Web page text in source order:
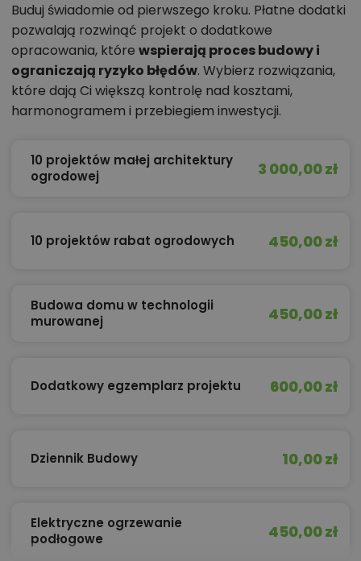
Buduj świadomie od pierwszego kroku. Płatne dodatki
pozwalają rozwinąć projekt o dodatkowe
opracowania, które wspierają proces budowy i
ograniczają ryzyko błędów. Wybierz rozwiązania,
które dają Ci większą kontrolę nad kosztami,
harmonogramem i przebiegiem inwestycji.
10 projektów małej architektury
ogrodowej
3 000,00 zł
10 projektów rabat ogrodowych 450,00 zł
Budowa domu w technologii
murowanej
450,00 zł
Dodatkowy egzemplarz projektu 600,00 zł
Dziennik Budowy 10,00 zł
Elektryczne ogrzewanie
podłogowe
450,00 zł